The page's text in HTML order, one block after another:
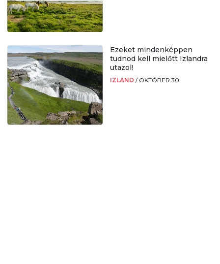
Ezeket mindenképpen
tudnod kell mielőtt Izlandra
utazol!
IZLAND / OKTÓBER 30.